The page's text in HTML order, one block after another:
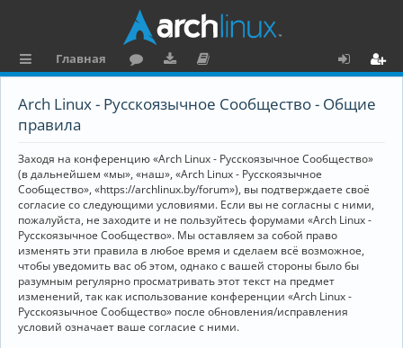
ы
к
и
Главная
ру
ру
и
ку
е
н
та
ц
и
я
о
Arch Linux - Русскоязычное Сообщество - Общие
правила
Заходя на конференцию «Arch Linux - Русскоязычное Сообщество»
(в дальнейшем «мы», «наш», «Arch Linux - Русскоязычное
Сообщество», «https://archlinux.by/forum»), вы подтверждаете своё
согласие со следующими условиями. Если вы не согласны с ними,
пожалуйста, не заходите и не пользуйтесь форумами «Arch Linux -
Русскоязычное Сообщество». Мы оставляем за собой право
изменять эти правила в любое время и сделаем всё возможное,
чтобы уведомить вас об этом, однако с вашей стороны было бы
разумным регулярно просматривать этот текст на предмет
изменений, так как использование конференции «Arch Linux -
Русскоязычное Сообщество» после обновления/исправления
условий означает ваше согласие с ними.